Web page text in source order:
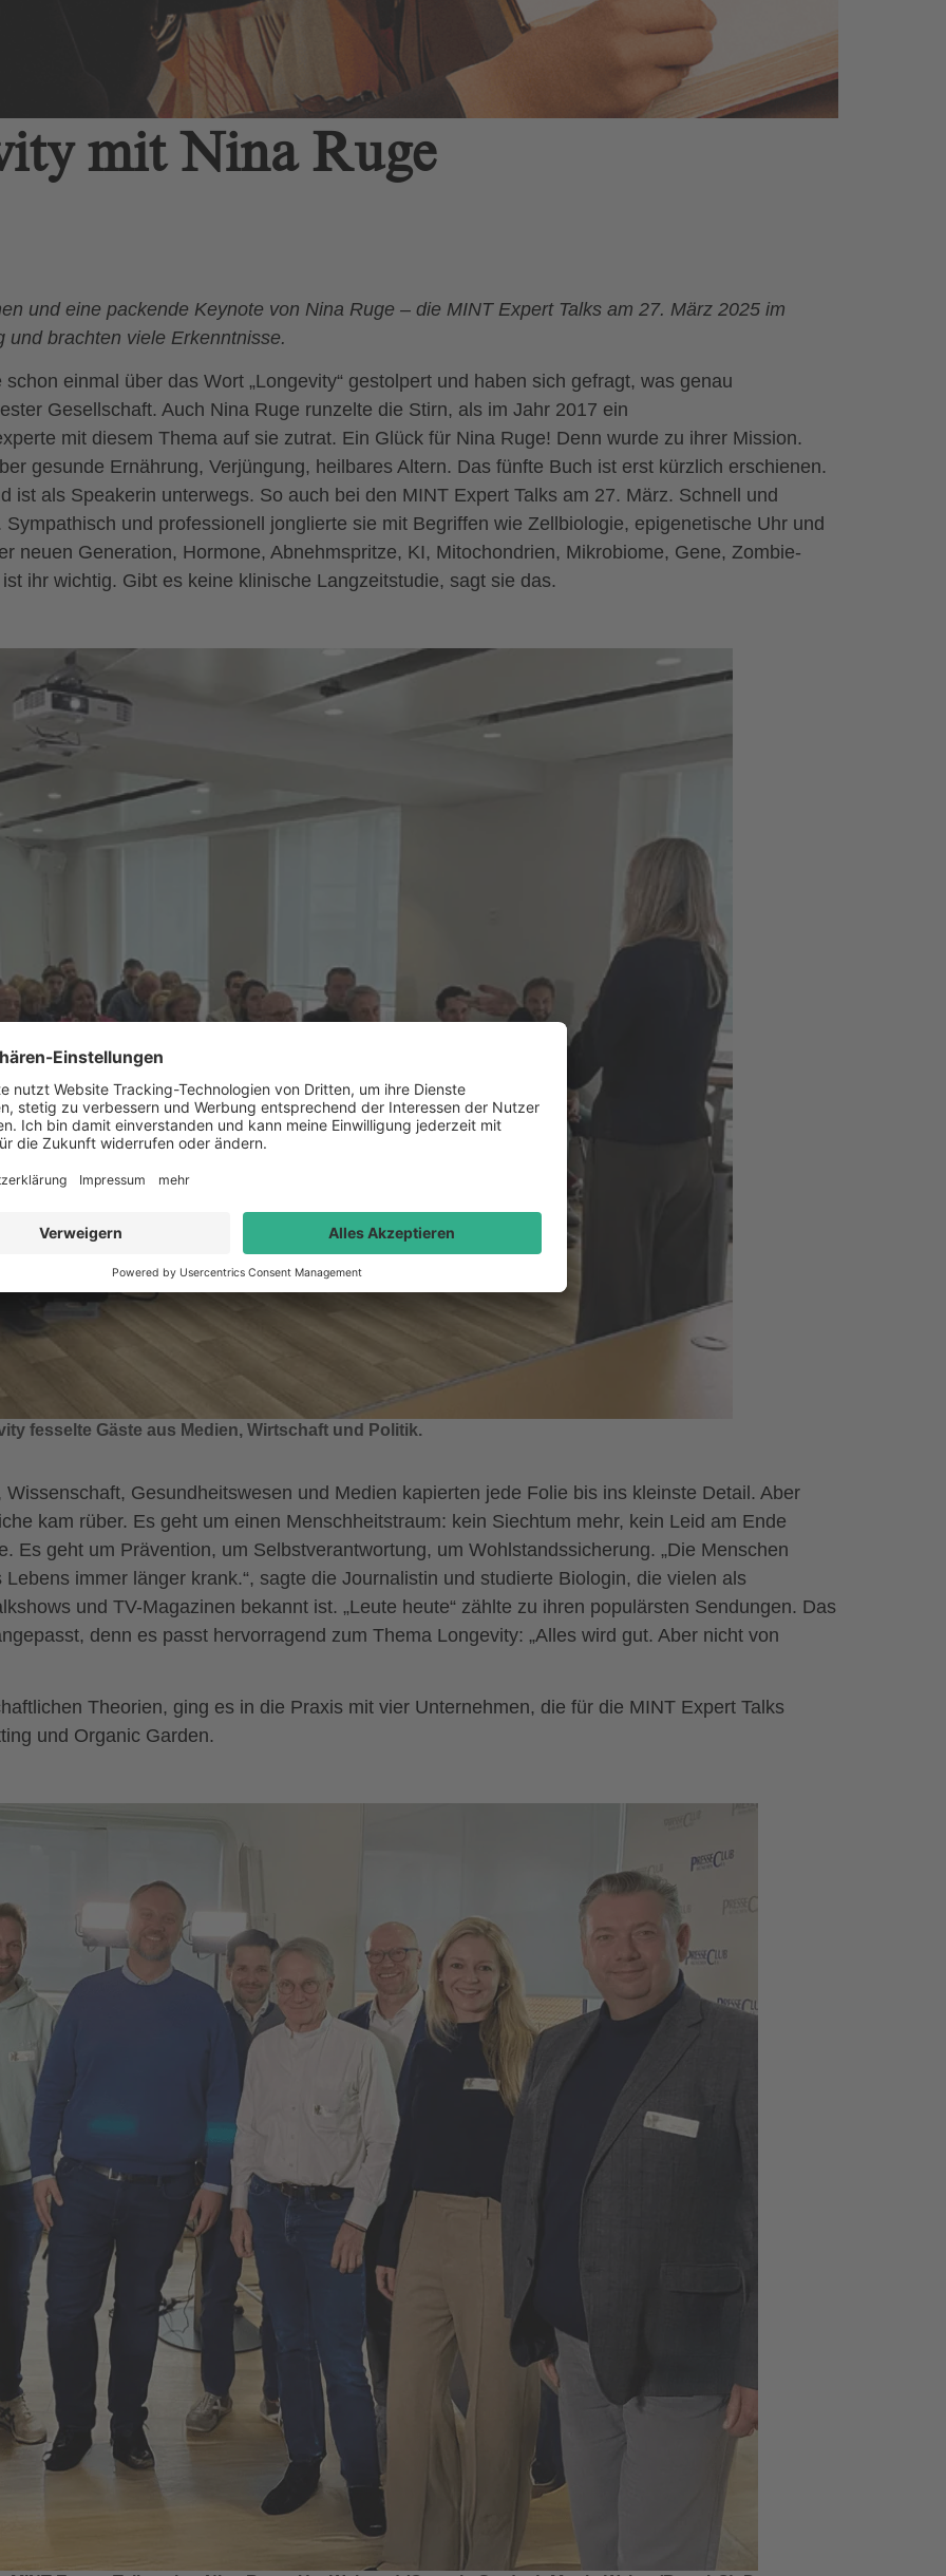
mit Nina Ruge
und eine packende Keynote von Nina Ruge – die MINT Expert Talks am 27. März 2025 im
brachten viele Erkenntnisse.
einmal über das Wort „Longevity“ gestolpert und haben sich gefragt, was genau
Gesellschaft. Auch Nina Ruge runzelte die Stirn, als im Jahr 2017 ein
mit diesem Thema auf sie zutrat. Ein Glück für Nina Ruge! Denn wurde zu ihrer Mission.
gesunde Ernährung, Verjüngung, heilbares Altern. Das fünfte Buch ist erst kürzlich erschienen.
ist als Speakerin unterwegs. So auch bei den MINT Expert Talks am 27. März. Schnell und
und professionell jonglierte sie mit Begriffen wie Zellbiologie, epigenetische Uhr und
neuen Generation, Hormone, Abnehmspritze, KI, Mitochondrien, Mikrobiome, Gene, Zombie-
ihr wichtig. Gibt es keine klinische Langzeitstudie, sagt sie das.
fesselte Gäste aus Medien, Wirtschaft und Politik.
Gesundheitswesen und Medien kapierten jede Folie bis ins kleinste Detail. Aber
kam rüber. Es geht um einen Menschheitstraum: kein Siechtum mehr, kein Leid am Ende
Es geht um Prävention, um Selbstverantwortung, um Wohlstandssicherung. „Die Menschen
immer länger krank.“, sagte die Journalistin und studierte Biologin, die vielen als
und TV-Magazinen bekannt ist. „Leute heute“ zählte zu ihren populärsten Sendungen. Das
denn es passt hervorragend zum Thema Longevity: „Alles wird gut. Aber nicht von
Theorien, ging es in die Praxis mit vier Unternehmen, die für die MINT Expert Talks
und Organic Garden.